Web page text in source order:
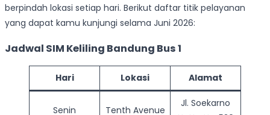
berpindah lokasi setiap hari. Berikut daftar titik pelayanan
yang dapat kamu kunjungi selama Juni 2026:
Jadwal SIM Keliling Bandung Bus 1
Hari Lokasi Alamat
Senin Tenth Avenue
Jl. Soekarno